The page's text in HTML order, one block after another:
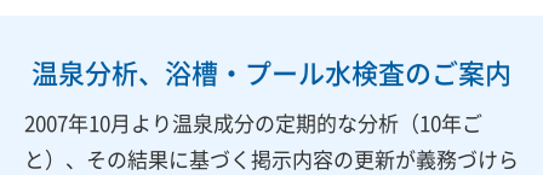
温泉分析、浴槽・プール水検査のご案内
2007年10月より温泉成分の定期的な分析（10年ご
と）、その結果に基づく掲示内容の更新が義務づけら